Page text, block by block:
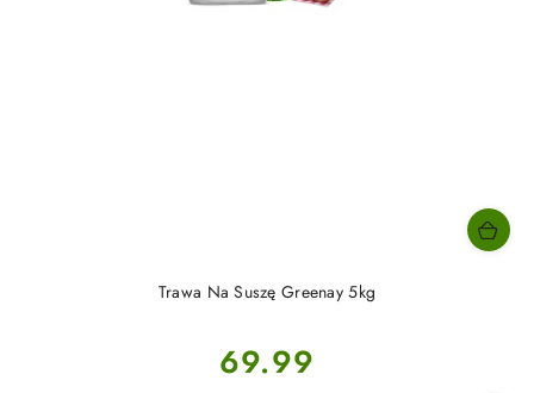
Trawa Na Suszę Greenay 5kg
Cena:
69.99